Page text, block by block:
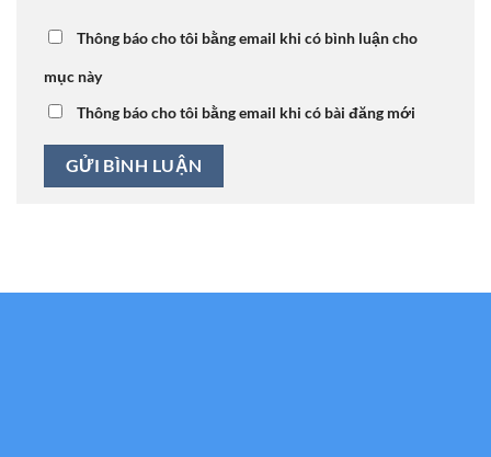
Thông báo cho tôi bằng email khi có bình luận cho
mục này
Thông báo cho tôi bằng email khi có bài đăng mới